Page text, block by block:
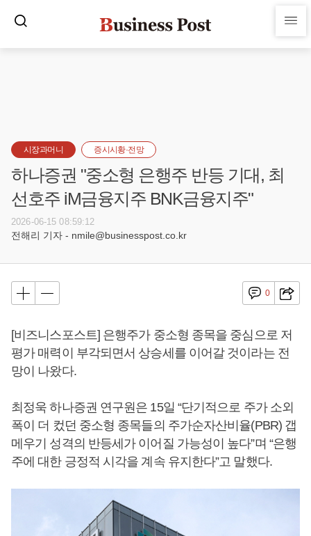
시장과머니 증시시황·전망
하나증권 "중소형 은행주 반등 기대, 최
선호주 iM금융지주 BNK금융지주"
2026-06-15 08:59:12
전해리 기자 - nmile@businesspost.co.kr
0
[비즈니스포스트] 은행주가 중소형 종목을 중심으로 저
평가 매력이 부각되면서 상승세를 이어갈 것이라는 전
망이 나왔다.
최정욱 하나증권 연구원은 15일 “단기적으로 주가 소외
폭이 더 컸던 중소형 종목들의 주가순자산비율(PBR) 갭
메우기 성격의 반등세가 이어질 가능성이 높다”며 “은행
주에 대한 긍정적 시각을 계속 유지한다”고 말했다.